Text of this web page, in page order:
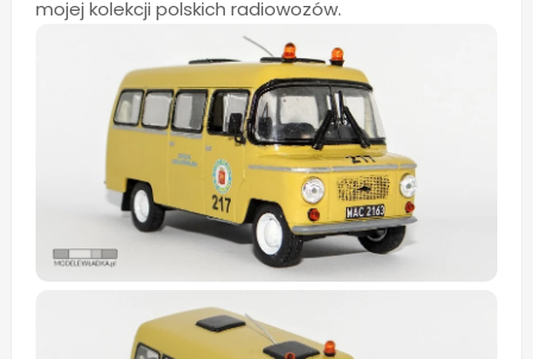
mojej kolekcji polskich radiowozów.